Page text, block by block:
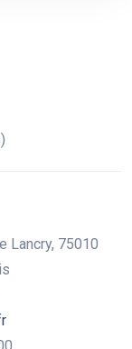
Lancry, 75010